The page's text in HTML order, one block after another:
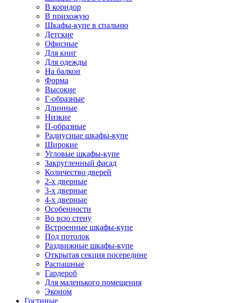
В коридор
В прихожую
Шкафы-купе в спальню
Детские
Офисные
Для книг
Для одежды
На балкон
Форма
Высокие
Г-образные
Длинные
Низкие
П-образные
Радиусные шкафы-купе
Широкие
Угловые шкафы-купе
Закругленный фасад
Количество дверей
2-х дверные
3-х дверные
4-х дверные
Особенности
Во всю стену
Встроенные шкафы-купе
Под потолок
Раздвижные шкафы-купе
Открытая секция посередине
Распашные
Гардероб
Для маленького помещения
Эконом
Гостиные